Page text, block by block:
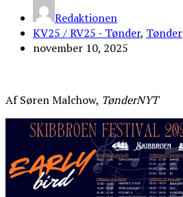
Redaktionen
KV25 / RV25 - Tønder, Tønder
november 10, 2025
Af Søren Malchow, TønderNYT